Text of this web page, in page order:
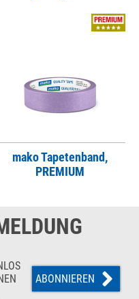
mako Tapetenband,
PREMIUM
ABONNIEREN